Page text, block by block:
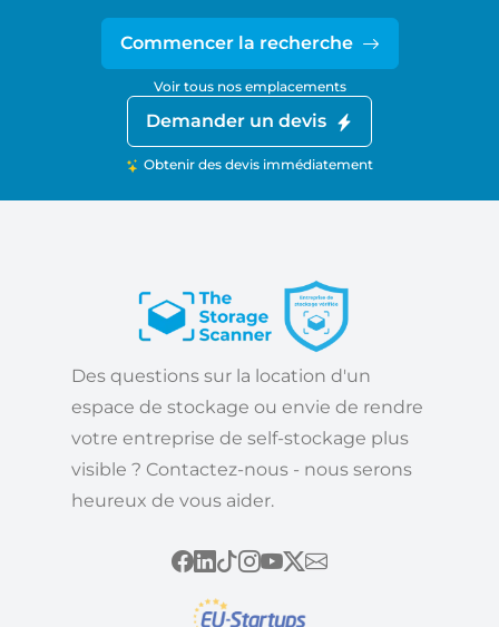
Commencer la recherche
Voir tous nos emplacements
Demander un devis
Obtenir des devis immédiatement
Des questions sur la location d'un
espace de stockage ou envie de rendre
votre entreprise de self-stockage plus
visible ? Contactez-nous - nous serons
heureux de vous aider.